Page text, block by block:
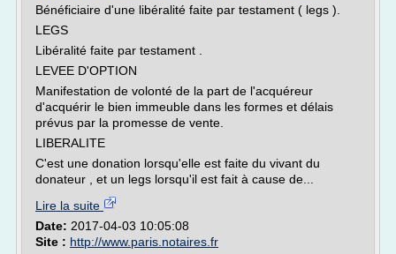
Bénéficiaire d'une libéralité faite par testament ( legs ).
LEGS
Libéralité faite par testament .
LEVEE D'OPTION
Manifestation de volonté de la part de l'acquéreur
d'acquérir le bien immeuble dans les formes et délais
prévus par la promesse de vente.
LIBERALITE
C'est une donation lorsqu'elle est faite du vivant du
donateur , et un legs lorsqu'il est fait à cause de...
Lire la suite
Date: 2017-04-03 10:05:08
Site : http://www.paris.notaires.fr